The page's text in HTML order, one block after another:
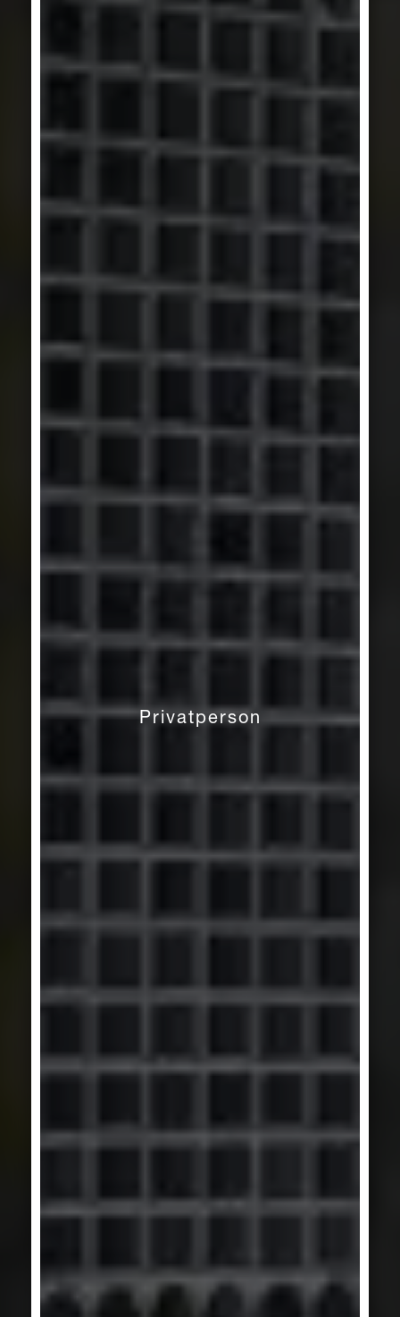
Privatperson